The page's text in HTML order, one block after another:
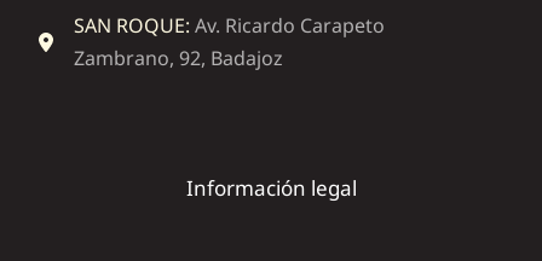
SAN ROQUE: Av. Ricardo Carapeto
Zambrano, 92, Badajoz
Información legal